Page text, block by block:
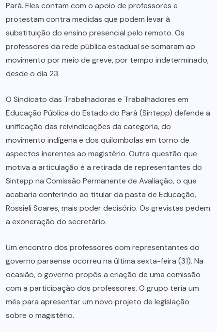
Pará. Eles contam com o apoio de professores e
protestam contra medidas que podem levar à
substituição do ensino presencial pelo remoto. Os
professores da rede pública estadual se somaram ao
movimento por meio de greve, por tempo indeterminado,
desde o dia 23.
O Sindicato das Trabalhadoras e Trabalhadores em
Educação Pública do Estado do Pará (Sintepp) defende a
unificação das reivindicações da categoria, do
movimento indígena e dos quilombolas em torno de
aspectos inerentes ao magistério. Outra questão que
motiva a articulação é a retirada de representantes do
Sintepp na Comissão Permanente de Avaliação, o que
acabaria conferindo ao titular da pasta de Educação,
Rossieli Soares, mais poder decisório. Os grevistas pedem
a exoneração do secretário.
Um encontro dos professores com representantes do
governo paraense ocorreu na última sexta-feira (31). Na
ocasião, o governo propôs a criação de uma comissão
com a participação dos professores. O grupo teria um
mês para apresentar um novo projeto de legislação
sobre o magistério.